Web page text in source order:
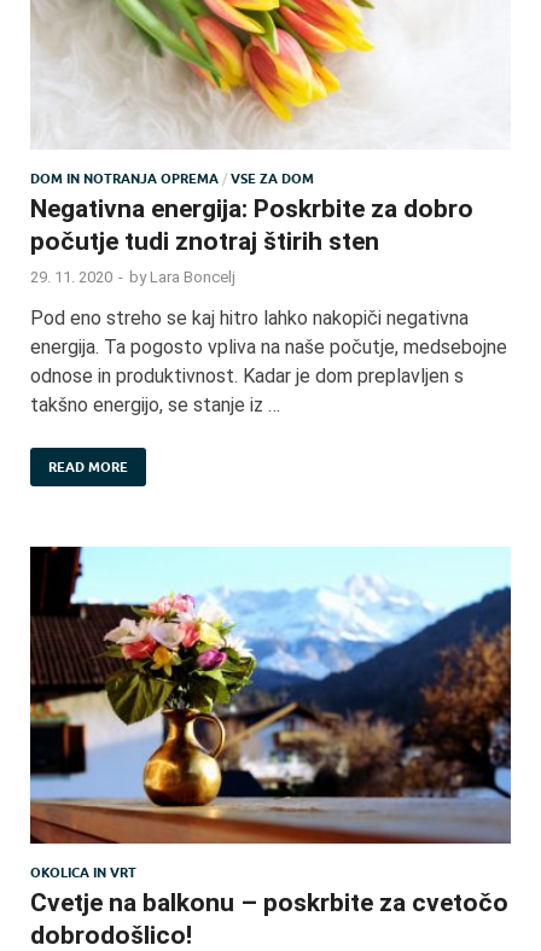
DOM IN NOTRANJA OPREMA / VSE ZA DOM
Negativna energija: Poskrbite za dobro
počutje tudi znotraj štirih sten
29. 11. 2020 - by Lara Boncelj
Pod eno streho se kaj hitro lahko nakopiči negativna
energija. Ta pogosto vpliva na naše počutje, medsebojne
odnose in produktivnost. Kadar je dom preplavljen s
takšno energijo, se stanje iz …
READ MORE
OKOLICA IN VRT
Cvetje na balkonu – poskrbite za cvetočo
dobrodošlico!